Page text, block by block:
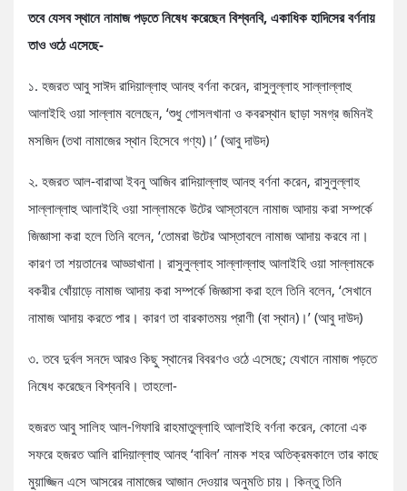
তবে যেসব স্থানে নামাজ পড়তে নিষেধ করেছেন বিশ্বনবি, একাধিক হাদিসের বর্ণনায়
তাও ওঠে এসেছে-
১. হজরত আবু সাঈদ রাদিয়াল্লাহু আনহু বর্ণনা করেন, রাসুলুল্লাহ সাল্লাল্লাহু
আলাইহি ওয়া সাল্লাম বলেছেন, ‘শুধু গোসলখানা ও কবরস্থান ছাড়া সমগ্র জমিনই
মসজিদ (তথা নামাজের স্থান হিসেবে গণ্য)।’ (আবু দাউদ)
২. হজরত আল-বারাআ ইবনু আজিব রাদিয়াল্লাহু আনহু বর্ণনা করেন, রাসুলুল্লাহ
সাল্লাল্লাহু আলাইহি ওয়া সাল্লামকে উটের আস্তাবলে নামাজ আদায় করা সম্পর্কে
জিজ্ঞাসা করা হলে তিনি বলেন, ‘তোমরা উটের আস্তাবলে নামাজ আদায় করবে না।
কারণ তা শয়তানের আড্ডাখানা। রাসুলুল্লাহ সাল্লাল্লাহু আলাইহি ওয়া সাল্লামকে
বকরীর খোঁয়াড়ে নামাজ আদায় করা সম্পর্কে জিজ্ঞাসা করা হলে তিনি বলেন, ‘সেখানে
নামাজ আদায় করতে পার। কারণ তা বারকাতময় প্রাণী (বা স্থান)।’ (আবু দাউদ)
৩. তবে দুর্বল সনদে আরও কিছু স্থানের বিবরণও ওঠে এসেছে; যেখানে নামাজ পড়তে
নিষেধ করেছেন বিশ্বনবি। তাহলো-
হজরত আবু সালিহ আল-গিফারি রাহমাতুল্লাহি আলাইহি বর্ণনা করেন, কোনো এক
সফরে হজরত আলি রাদিয়াল্লাহু আনহু ‘বাবিল’ নামক শহর অতিক্রমকালে তার কাছে
মুয়াজ্জিন এসে আসরের নামাজের আজান দেওয়ার অনুমতি চায়। কিন্তু তিনি